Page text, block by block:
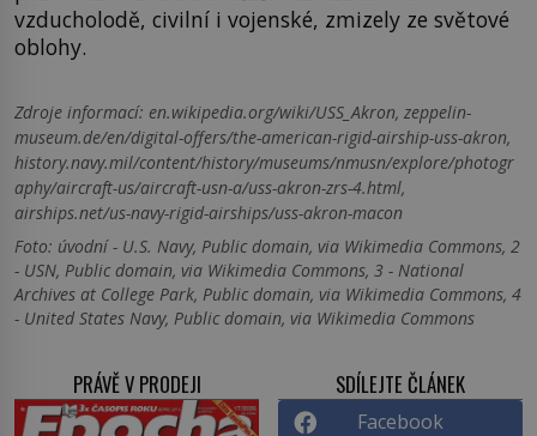
vzducholodě, civilní i vojenské, zmizely ze světové
oblohy.
Zdroje informací: en.wikipedia.org/wiki/USS_Akron, zeppelin-
museum.de/en/digital-offers/the-american-rigid-airship-uss-akron,
history.navy.mil/content/history/museums/nmusn/explore/photogr
aphy/aircraft-us/aircraft-usn-a/uss-akron-zrs-4.html,
airships.net/us-navy-rigid-airships/uss-akron-macon
Foto: úvodní - U.S. Navy, Public domain, via Wikimedia Commons, 2
- USN, Public domain, via Wikimedia Commons, 3 - National
Archives at College Park, Public domain, via Wikimedia Commons, 4
- United States Navy, Public domain, via Wikimedia Commons
PRÁVĚ V PRODEJI SDÍLEJTE ČLÁNEK
Facebook